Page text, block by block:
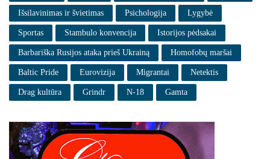
Išsilavinimas ir švietimas Psichologija Lygybė
Sportas Stambulo konvencija Istorijos pėdsakai
Barbariška Rusijos ataka prieš Ukrainą Homofobų maršai
Baltic Pride Eurovizija Migrantai Netektis
Drag kultūra Grindr N-18 Gamta